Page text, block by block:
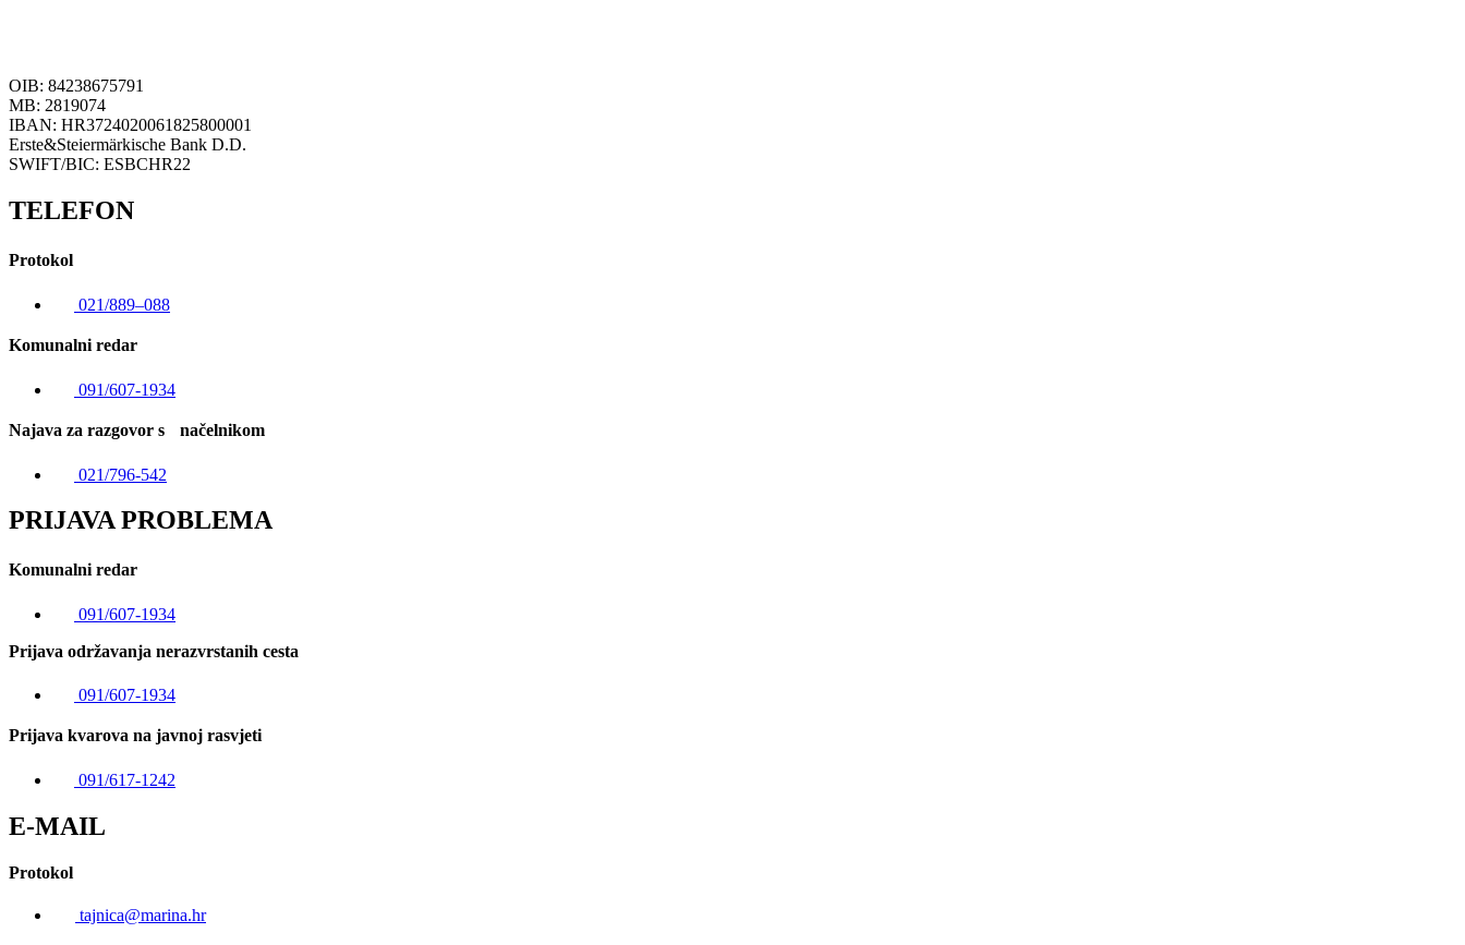
OIB: 84238675791
MB: 2819074
IBAN: HR3724020061825800001
Erste&Steiermärkische Bank D.D.
SWIFT/BIC: ESBCHR22
TELEFON
Protokol
021/889–088
Komunalni redar
091/607-1934
Najava za razgovor s načelnikom
021/796-542
PRIJAVA PROBLEMA
Komunalni redar
091/607-1934
Prijava održavanja nerazvrstanih cesta
091/607-1934
Prijava kvarova na javnoj rasvjeti
091/617-1242
E-MAIL
Protokol
tajnica@marina.hr